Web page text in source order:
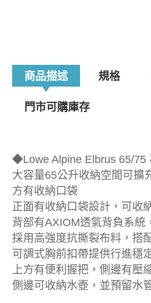
商品描述 規格
門市可購庫存
◆Lowe Alpine Elbrus 65/75
大容量65公升收納空間可擴
方有收納口袋
正面有收納口袋設計，可收
背部有AXIOM透氣背負系統
採用高強度抗撕裂布料，搭
可調式胸前扣帶提供行進穩
上方有便利握把，側邊有壓
側邊可收納水壺，並預留水